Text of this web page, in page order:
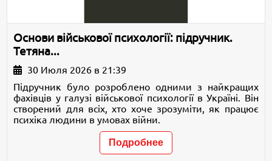
Основи військової психології: підручник.
Тетяна...
30 Июля 2026 в 21:39
Підручник було розроблено одними з найкращих
фахівців у галузі військової психології в Україні. Він
створений для всіх, хто хоче зрозуміти, як працює
психіка людини в умовах війни.
Подробнее